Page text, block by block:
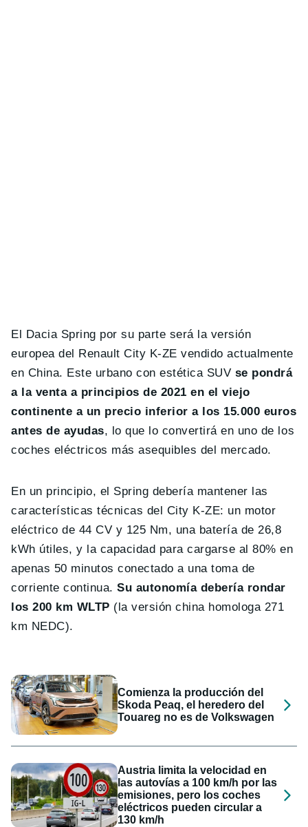
El Dacia Spring por su parte será la versión
europea del Renault City K-ZE vendido actualmente
en China. Este urbano con estética SUV se pondrá
a la venta a principios de 2021 en el viejo
continente a un precio inferior a los 15.000 euros
antes de ayudas, lo que lo convertirá en uno de los
coches eléctricos más asequibles del mercado.
En un principio, el Spring debería mantener las
características técnicas del City K-ZE: un motor
eléctrico de 44 CV y 125 Nm, una batería de 26,8
kWh útiles, y la capacidad para cargarse al 80% en
apenas 50 minutos conectado a una toma de
corriente continua.Su autonomía debería rondar
los 200 km WLTP (la versión china homologa 271
km NEDC).
Comienza la producción del
Skoda Peaq, el heredero del
Touareg no es de Volkswagen
Austria limita la velocidad en
las autovías a 100 km/h por las
emisiones, pero los coches
eléctricos pueden circular a
130 km/h